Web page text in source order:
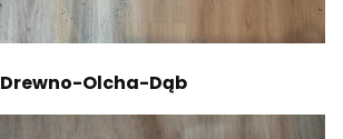
Drewno-Olcha-Dąb